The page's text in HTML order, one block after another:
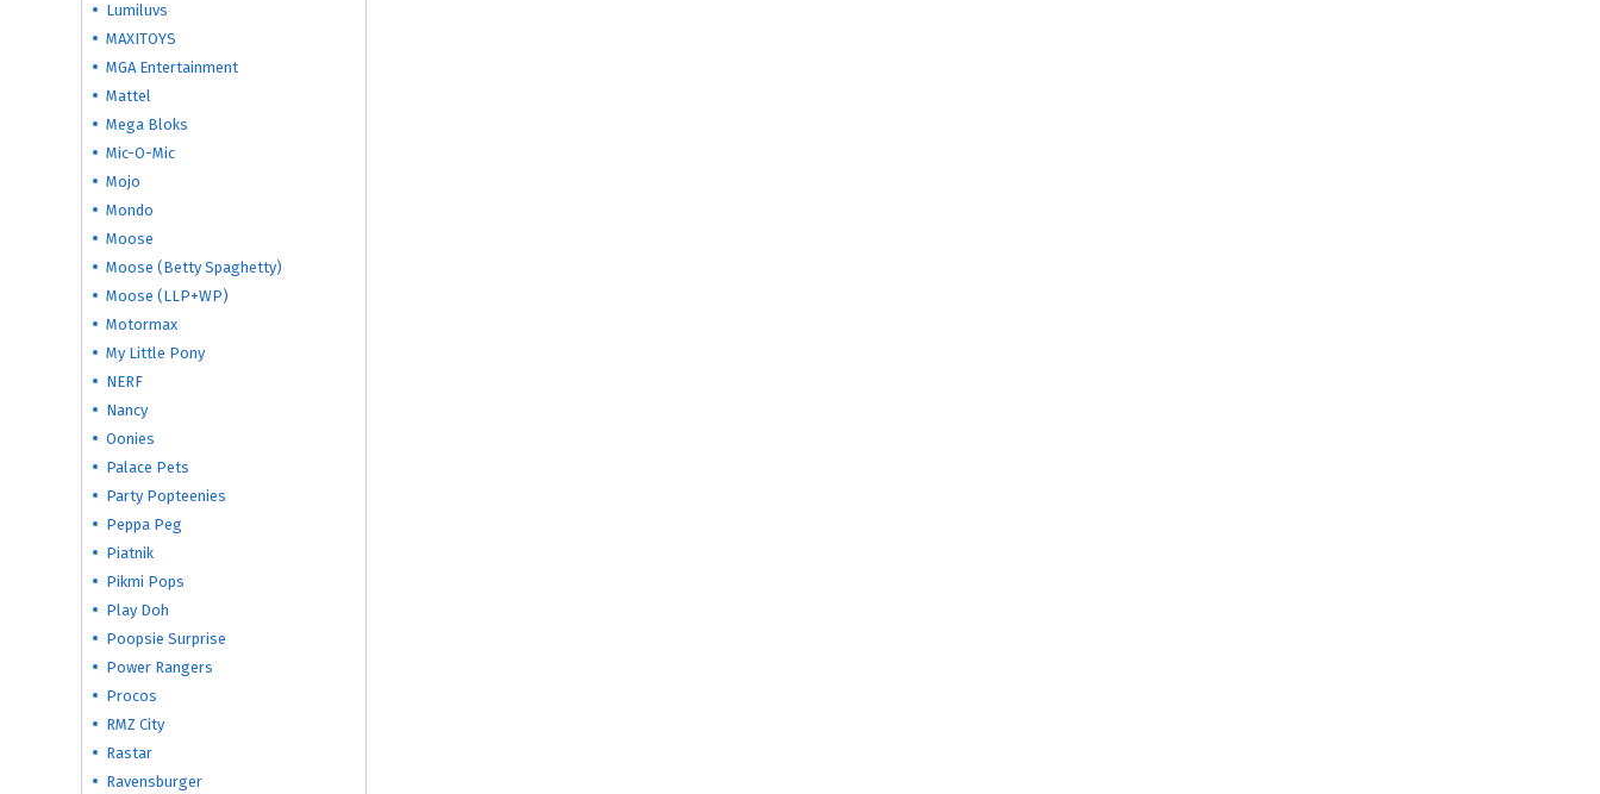
Lumiluvs
MAXITOYS
MGA Entertainment
Mattel
Mega Bloks
Mic-O-Mic
Mojo
Mondo
Moose
Moose (Betty Spaghetty)
Moose (LLP+WP)
Motormax
My Little Pony
NERF
Nancy
Oonies
Palace Pets
Party Popteenies
Peppa Peg
Piatnik
Pikmi Pops
Play Doh
Poopsie Surprise
Power Rangers
Procos
RMZ City
Rastar
Ravensburger